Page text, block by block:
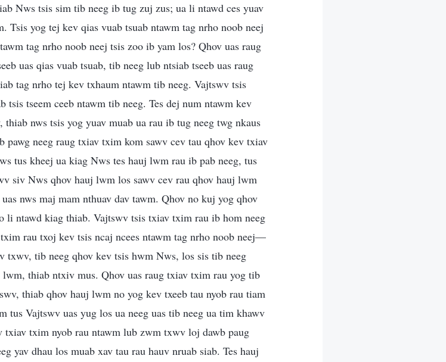
Nws tsis sim tib neeg ib tug zuj zus; ua li ntawd ces yuav
Tsis yog tej kev qias vuab tsuab ntawm tag nrho noob neej
tag nrho noob neej tsis zoo ib yam los? Qhov uas raug
uas qias vuab tsuab, tib neeg lub ntsiab tseeb uas raug
tag nrho tej kev txhaum ntawm tib neeg. Vajtswv tsis
tseem ceeb ntawm tib neeg. Tes dej num ntawm kev
nws tsis yog yuav muab ua rau ib tug neeg twg nkaus
pawg neeg raug txiav txim kom sawv cev tau qhov kev txiav
tus kheej ua kiag Nws tes hauj lwm rau ib pab neeg, tus
siv Nws qhov hauj lwm los sawv cev rau qhov hauj lwm
nws maj mam nthuav dav tawm. Qhov no kuj yog qhov
li ntawd kiag thiab. Vajtswv tsis txiav txim rau ib hom neeg
rau txoj kev tsis ncaj ncees ntawm tag nrho noob neej—
txwv, tib neeg qhov kev tsis hwm Nws, los sis tib neeg
thiab ntxiv mus. Qhov uas raug txiav txim rau yog tib
thiab qhov hauj lwm no yog kev txeeb tau nyob rau tiam
tus Vajtswv uas yug los ua neeg uas tib neeg ua tim khawv
txiav txim nyob rau ntawm lub zwm txwv loj dawb paug
yav dhau los muab xav tau rau hauv nruab siab. Tes hauj